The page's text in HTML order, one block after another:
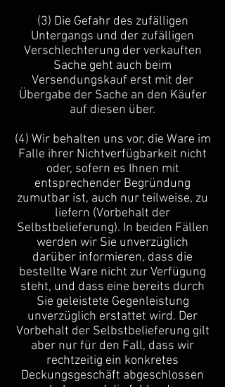
(3) Die Gefahr des zufälligen
Untergangs und der zufälligen
Verschlechterung der verkauften
Sache geht auch beim
Versendungskauf erst mit der
Übergabe der Sache an den Käufer
auf diesen über.
(4) Wir behalten uns vor, die Ware im
Falle ihrer Nichtverfügbarkeit nicht
oder, sofern es Ihnen mit
entsprechender Begründung
zumutbar ist, auch nur teilweise, zu
liefern (Vorbehalt der
Selbstbelieferung). In beiden Fällen
werden wir Sie unverzüglich
darüber informieren, dass die
bestellte Ware nicht zur Verfügung
steht, und dass eine bereits durch
Sie geleistete Gegenleistung
unverzüglich erstattet wird. Der
Vorbehalt der Selbstbelieferung gilt
aber nur für den Fall, dass wir
rechtzeitig ein konkretes
Deckungsgeschäft abgeschlossen